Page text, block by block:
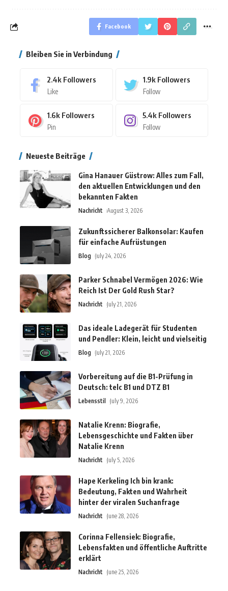
Facebook
Bleiben Sie in Verbindung
2.4k Followers
Like
1.9k Followers
Follow
1.6k Followers
Pin
5.4k Followers
Follow
Neueste Beiträge
Gina Hanauer Güstrow: Alles zum Fall,
den aktuellen Entwicklungen und den
bekannten Fakten
Nachricht August 3, 2026
Zukunftssicherer Balkonsolar: Kaufen
für einfache Aufrüstungen
Blog July 24, 2026
Parker Schnabel Vermögen 2026: Wie
Reich Ist Der Gold Rush Star?
Nachricht July 21, 2026
Das ideale Ladegerät für Studenten
und Pendler: Klein, leicht und vielseitig
Blog July 21, 2026
Vorbereitung auf die B1-Prüfung in
Deutsch: telc B1 und DTZ B1
Lebensstil July 9, 2026
Natalie Krenn: Biografie,
Lebensgeschichte und Fakten über
Natalie Krenn
Nachricht July 5, 2026
Hape Kerkeling Ich bin krank:
Bedeutung, Fakten und Wahrheit
hinter der viralen Suchanfrage
Nachricht June 28, 2026
Corinna Fellensiek: Biografie,
Lebensfakten und öffentliche Auftritte
erklärt
Nachricht June 25, 2026